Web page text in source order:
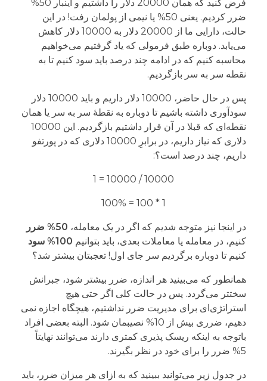
فرض کنید که همان 20000 دلار را داشتیم و اینبار 50%
ضرر کردیم. یعنی 50% یا نیمی از پولمان رفت! در این
حالت، دارایی ما از 20000 دلار به 10000 دلار کاهش
می‌یابد. دوباره طبق فرمولی که یاد گرفتیم می‌خواهیم
محاسبه کنیم که در ادامه چند درصد باید سود کنیم تا به
نقطه سر به سر بازگردیم.
پس در حال حاضر، 10000 دلار داریم و باید 10000 دلار
سودآوری داشته باشیم تا دوباره به نقطۀ سر به سر یا همان
نقطه‌ای که قبلا در آن قرار داشتیم بازگردیم. این 10000
دلاری که نیاز داریم، در برابرِ 10000 دلاری که در پورتفو
داریم، چند درصد است؟:
10000 / 10000 = 1
1 * 100 = 100%
در اینجا نیز متوجه شدیم که اگر در یک معامله، 50% ضرر
کنیم، در معامله یا معاملات بعدی، باید بتوانیم 100% سود
کنیم تا دوباره برگردیم سر جای اول! تعجبتان بیشتر شد؟
همانطور که می‌بینید هر اندازه، ضرر بیشتر شود، جبرانش
سختتر می‌گردد. پس در حالت کلی اگر حتی هیچ
استراتژی‌ای برای مدیریت ضرر نداشتیم، هیچگاه اجازه نمی
دهیم، ضرری بیش از 10% نصیبمان شود. البته بعضی افراد
باتوجه به اینکه ریسک پذیری کمتری دارند می‌توانند نهایتاً
5% ضرر را برای خود در نظر بگیرند.
در جدول زیر می‌توانید ببینید که به ازای هر میزان ضرر، باید